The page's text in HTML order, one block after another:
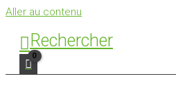
Aller au contenu
Rechercher